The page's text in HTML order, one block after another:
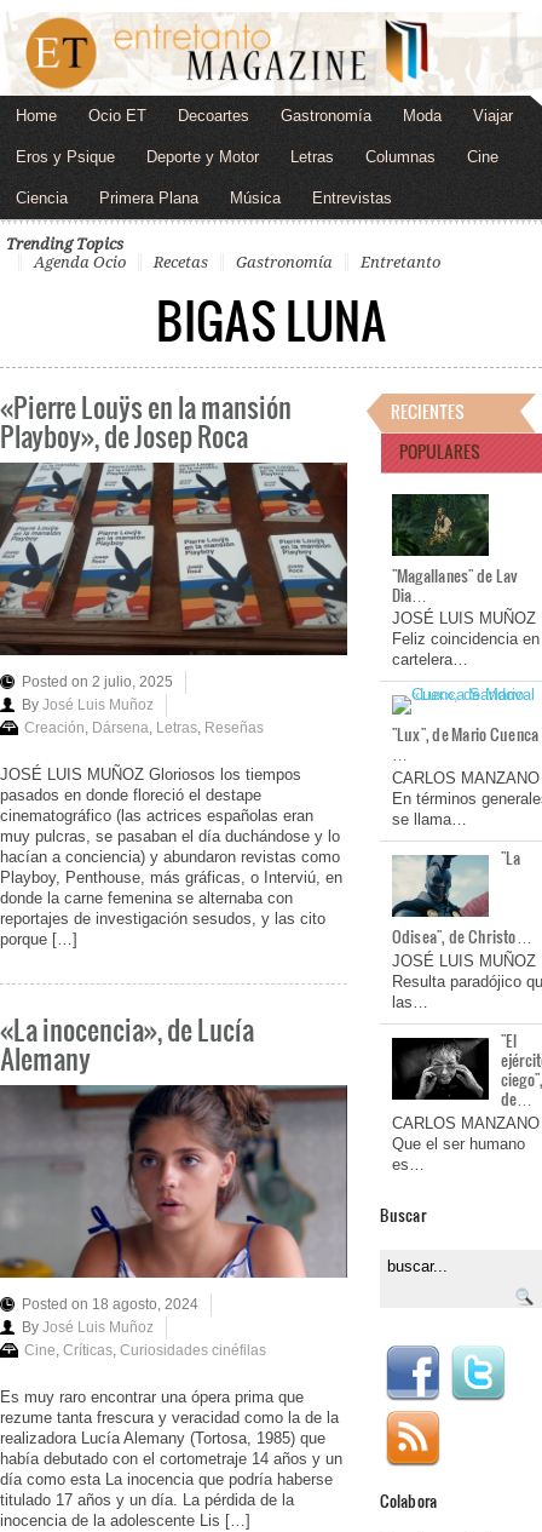
Home Ocio ET Decoartes Gastronomía Moda Viajar
Eros y Psique Deporte y Motor Letras Columnas Cine
Ciencia Primera Plana Música Entrevistas
Trending Topics
Agenda Ocio
Recetas Gastronomía Entretanto
BIGAS LUNA
«Pierre Louÿs en la mansión
Playboy», de Josep Roca
Posted on 2 julio, 2025
By José Luis Muñoz
Creación, Dársena, Letras, Reseñas
JOSÉ LUIS MUÑOZ Gloriosos los tiempos
pasados en donde floreció el destape
cinematográfico (las actrices españolas eran
muy pulcras, se pasaban el día duchándose y lo
hacían a conciencia) y abundaron revistas como
Playboy, Penthouse, más gráficas, o Interviú, en
donde la carne femenina se alternaba con
reportajes de investigación sesudos, y las cito
porque […]
«La inocencia», de Lucía
Alemany
Posted on 18 agosto, 2024
By José Luis Muñoz
Cine, Críticas, Curiosidades cinéfilas
Es muy raro encontrar una ópera prima que
rezume tanta frescura y veracidad como la de la
realizadora Lucía Alemany (Tortosa, 1985) que
había debutado con el cortometraje 14 años y un
día como esta La inocencia que podría haberse
titulado 17 años y un día. La pérdida de la
inocencia de la adolescente Lis […]
RECIENTES
POPULARES
"Magallanes" de Lav
Dia…
JOSÉ LUIS MUÑOZ
Feliz coincidencia en
cartelera…
"Lux", de Mario Cuenca
…
CARLOS MANZANO
En términos
se llama…
"La
Odisea", de Christo…
JOSÉ LUIS MUÑOZ
Resulta paradójico
las…
"El
de…
CARLOS MANZANO
Que el ser humano
es…
Buscar
Colabora